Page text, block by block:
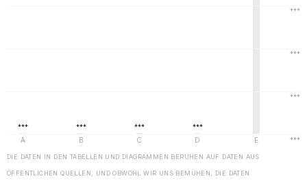
DIE DATEN IN DEN TABELLEN UND DIAGRAMMEN BERUHEN AUF DATEN AUS
ÖFFENTLICHEN QUELLEN, UND OBWOHL WIR UNS BEMÜHEN, DIE DATEN